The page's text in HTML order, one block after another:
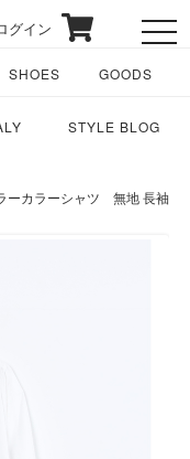
グイン
SHOES GOODS
STYLE BLOG
ーカラーシャツ 無地 長袖